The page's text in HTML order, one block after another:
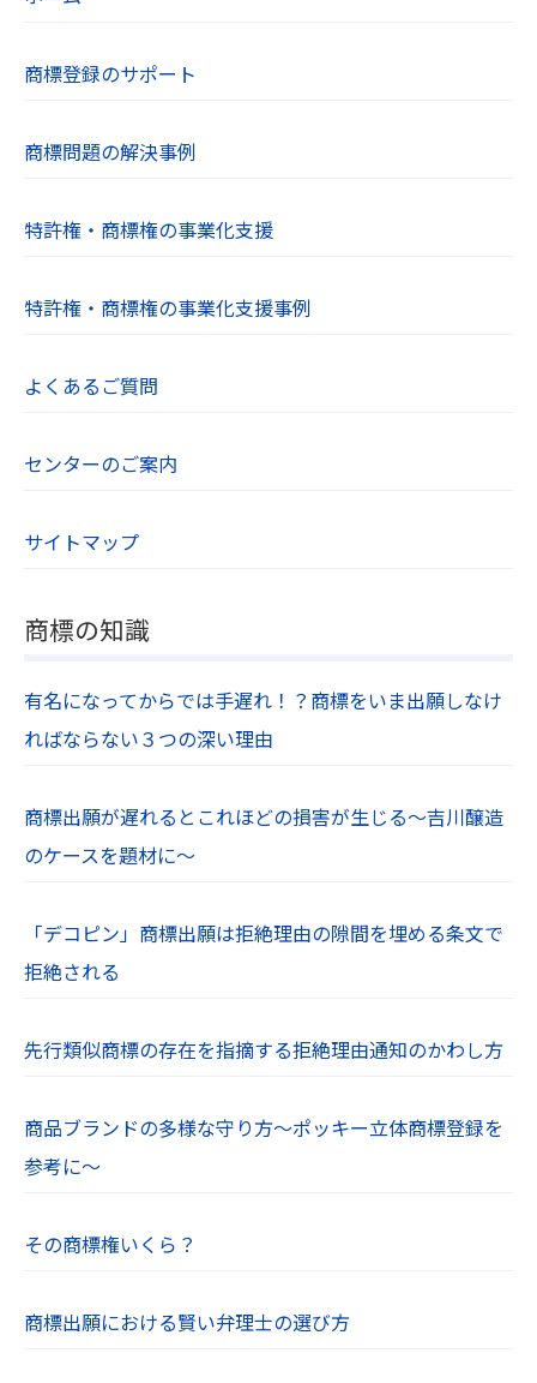
商標登録のサポート
商標問題の解決事例
特許権・商標権の事業化支援
特許権・商標権の事業化支援事例
よくあるご質問
センターのご案内
サイトマップ
商標の知識
有名になってからでは手遅れ！？商標をいま出願しなけ
ればならない３つの深い理由
商標出願が遅れるとこれほどの損害が生じる～吉川醸造
のケースを題材に～
「デコピン」商標出願は拒絶理由の隙間を埋める条文で
拒絶される
先行類似商標の存在を指摘する拒絶理由通知のかわし方
商品ブランドの多様な守り方～ポッキー立体商標登録を
参考に～
その商標権いくら？
商標出願における賢い弁理士の選び方